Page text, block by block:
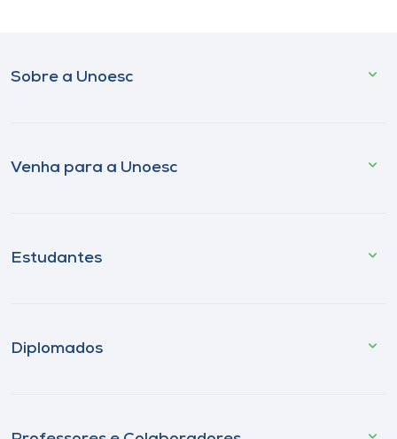
Sobre a Unoesc
Venha para a Unoesc
Estudantes
Diplomados